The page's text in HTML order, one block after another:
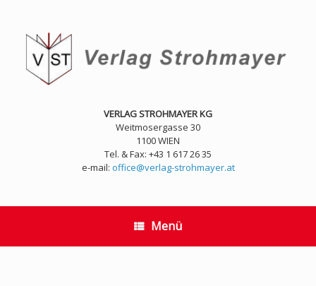
springen
VERLAG STROHMAYER KG
Weitmosergasse 30
1100 WIEN
Tel. & Fax: +43 1 617 26 35
e-mail: office@verlag-strohmayer.at
Menü